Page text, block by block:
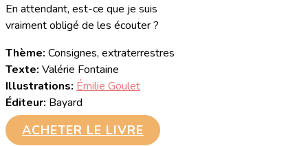
En attendant, est-ce que je suis
vraiment obligé de les écouter ?
Thème: Consignes, extraterrestres
Texte: Valérie Fontaine
Illustrations: Émilie Goulet
Éditeur: Bayard
ACHETER LE LIVRE